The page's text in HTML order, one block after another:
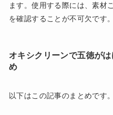
ます。使用する際には、素材
を確認することが不可欠です。
オキシクリーンで五徳が
め
以下はこの記事のまとめです。